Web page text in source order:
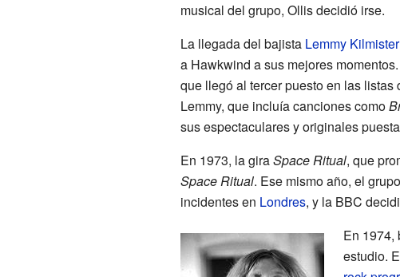
musical del grupo, Ollis decidió irse.
La llegada del bajista Lemmy Kilmister
a Hawkwind a sus mejores
que llegó al tercer puesto en las listas
Lemmy, que incluía canciones como
sus espectaculares y originales
En 1973, la giraSpace Ritual, que
Space Ritual. Ese mismo año, el
incidentes en Londres, y la BBC
En 1974,
estudio.